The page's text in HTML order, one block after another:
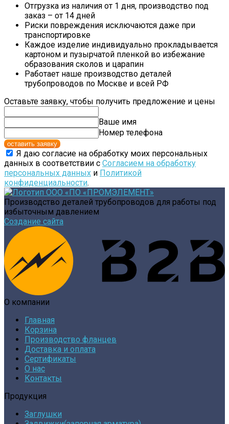
Отгрузка из наличия от 1 дня, производство под
заказ – от 14 дней
Риски повреждения исключаются даже при
транспортировке
Каждое изделие индивидуально прокладывается
картоном и пузырчатой пленкой во избежание
образования сколов и царапин
Работает наше производство деталей
трубопроводов по Москве и всей РФ
Оставьте заявку, чтобы получить предложение и цены
Ваше имя
Номер телефона
оставить заявку
Я даю согласие на обработку моих персональных
данных в соответствии с Согласием на обработку
персональных данных и Политикой
конфиденциальности.
Производство деталей трубопроводов для работы под
избыточным давлением
Создание сайта
О компании
Главная
Корзина
Производство фланцев
Доставка и оплата
Сертификаты
О нас
Контакты
Продукция
Заглушки